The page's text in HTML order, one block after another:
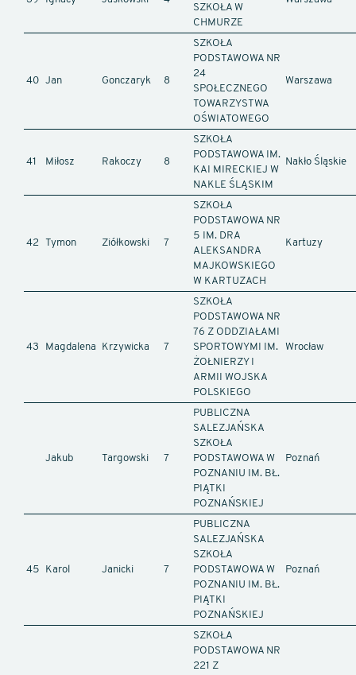
SZKOŁA W
CHMURZE
40 Jan Gonczaryk 8
SZKOŁA
PODSTAWOWA NR
24
SPOŁECZNEGO
TOWARZYSTWA
OŚWIATOWEGO
Warszawa
41 Miłosz Rakoczy 8
SZKOŁA
PODSTAWOWA IM.
KAI MIRECKIEJ W
NAKLE ŚLĄSKIM
Nakło Śląskie
42 Tymon Ziółkowski 7
SZKOŁA
PODSTAWOWA NR
5 IM. DRA
ALEKSANDRA
MAJKOWSKIEGO
W KARTUZACH
Kartuzy
43 Magdalena Krzywicka 7
SZKOŁA
PODSTAWOWA NR
76 Z ODDZIAŁAMI
SPORTOWYMI IM.
ŻOŁNIERZY I
ARMII WOJSKA
POLSKIEGO
Wrocław
Jakub Targowski 7
PUBLICZNA
SALEZJAŃSKA
SZKOŁA
PODSTAWOWA W
POZNANIU IM. BŁ.
PIĄTKI
POZNAŃSKIEJ
Poznań
45 Karol Janicki 7
PUBLICZNA
SALEZJAŃSKA
SZKOŁA
PODSTAWOWA W
POZNANIU IM. BŁ.
PIĄTKI
POZNAŃSKIEJ
Poznań
SZKOŁA
PODSTAWOWA NR
221 Z